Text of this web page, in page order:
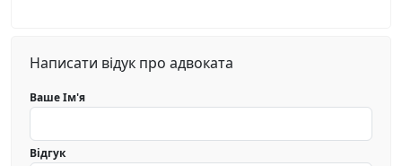
Написати відук про адвоката
Ваше Ім'я
Відгук